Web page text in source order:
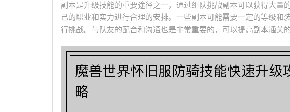
副本是升级技能的重要途径之一，通过组队挑战副本可以获得大量
己的职业和实力进行合理的安排。一些副本可能需要一定的等级和
行挑战。与队友的配合和沟通也是非常重要的，可以提高副本通关的